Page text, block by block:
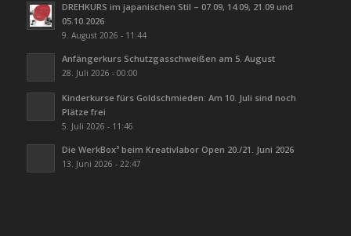
DREHKURS im japanischen Stil – 07.09, 14.09, 21.09 und
05.10.2026
9. August 2026 - 11:44
Anfängerkurs Schutzgasschweißen am 5. August
28. Juli 2026 - 00:00
Kinderkurse fürs Goldschmieden: Am 10. Juli sind noch
Plätze frei
5. Juli 2026 - 11:46
Die WerkBox³ beim Kreativlabor Open 20./21. Juni 2026
13. Juni 2026 - 22:47